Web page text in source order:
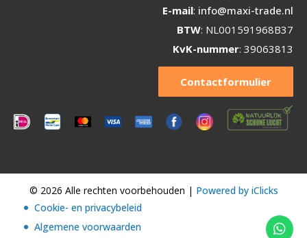
E-mail: info@maxi-trade.nl
BTW: NL001591968B37
KvK-nummer: 39063813
Contactformulier
© 2026 Alle rechten voorbehouden | Powered by iClicks
Cookie- en privacybeleid
Algemene voorwaarden